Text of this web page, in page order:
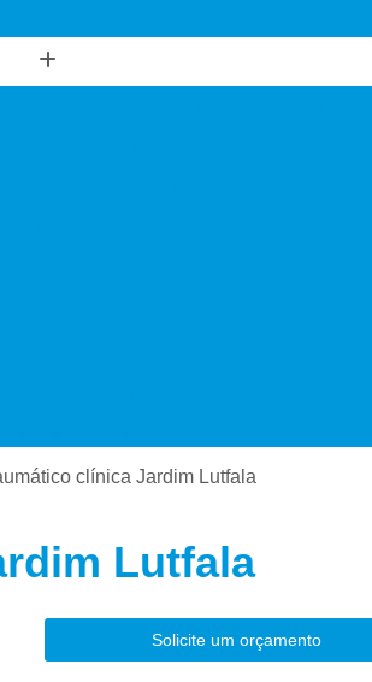
de Uso de Cocaína
de Uso de Drogas Sintéticas
de Uso de álcool
clínica Jardim Lutfala
Lutfala
Solicite um orçamento